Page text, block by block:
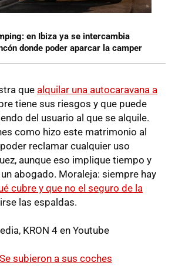
en Ibiza ya se intercambia
donde poder aparcar la camper
que alquilar una autocaravana a
tiene sus riesgos y que puede
del usuario al que se alquile.
como hizo este matrimonio al
reclamar cualquier uso
aunque eso implique tiempo y
abogado. Moraleja: siempre hay
cubre y que no el seguro de la
las espaldas.
KRON 4 en Youtube
Se subieron a sus coches